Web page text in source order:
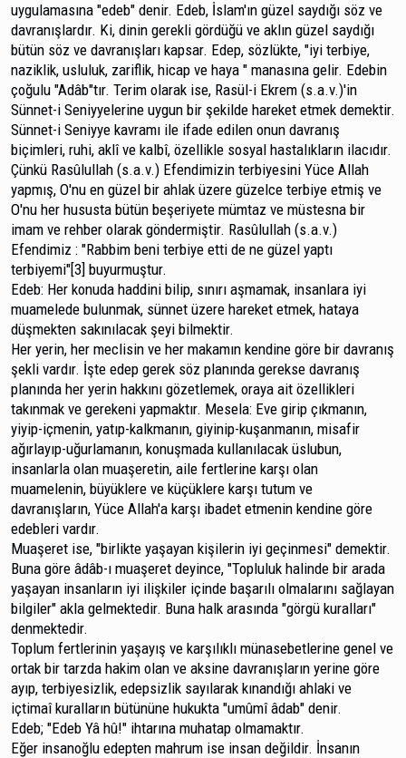
uygulamasına "edeb" denir. Edeb, İslam'ın güzel saydığı söz ve
davranışlardır. Ki, dinin gerekli gördüğü ve aklın güzel saydığı
bütün söz ve davranışları kapsar. Edep, sözlükte, "iyi terbiye,
naziklik, usluluk, zariflik, hicap ve haya " manasına gelir. Edebin
çoğulu "Adâb"tır. Terim ola­rak ise, Rasül-i Ekrem (s.a.v.)'in
Sünnet-i Seniyyelerine uy­gun bir şekilde hareket etmek demektir.
Sünnet-i Seniyye kavramı ile ifade edilen onun davranış
biçimleri, ruhi, aklî ve kalbî, özellikle sosyal hastalıkların ilacıdır.
Çünkü Rasûlullah (s.a.v.) Efendimizin terbiyesini Yüce Allah
yapmış, O'nu en güzel bir ahlak üzere güzelce terbiye etmiş ve
O'nu her hususta bütün beşeriyete mümtaz ve müstesna bir
imam ve rehber olarak göndermiştir. Rasûlullah (s.a.v.)
Efendimiz : "Rabbim beni terbiye etti de ne güzel yaptı
terbiyemi"[3] bu­yurmuştur.
Edeb: Her konuda haddini bilip, sınırı aşmamak, in­sanlara iyi
muamelede bulunmak, sünnet üzere hareket et­mek, hataya
düşmekten sakınılacak şeyi bilmektir.
Her yerin, her meclisin ve her makamın kendine gö­re bir davranış
şekli vardır. İşte edep gerek söz planında ge­rekse davranış
planında her yerin hakkını gözetlemek, oraya ait özellikleri
takınmak ve gerekeni yapmaktır. Mesela: Eve girip çıkmanın,
yiyip-içmenin, yatıp-kalkmanın, giyinip-kuşanmanın, misafir
ağırlayıp-uğurlamanın, konuşmada kullanılacak üslubun,
insanlarla olan muaşeretin, aile fertle­rine karşı olan
muamelenin, büyüklere ve küçüklere karşı tutum ve
davranışların, Yüce Allah'a karşı ibadet etmenin kendine göre
edebleri vardır.
Muaşeret ise, "birlikte yaşayan kişilerin iyi geçinme­si" demektir.
Buna göre âdâb-ı muaşeret deyince, "Topluluk halinde bir arada
yaşayan insanların iyi ilişkiler içinde başarılı olmalarını sağlayan
bilgiler" akla gelmektedir. Buna halk arasında "görgü kuralları"
denmektedir.
Toplum fertlerinin yaşayış ve karşılıklı münasebetle­rine genel ve
ortak bir tarzda hakim olan ve aksine davra­nışların yerine göre
ayıp, terbiyesizlik, edepsizlik sayılarak kınandığı ahlaki ve
içtimaî kuralların bütününe hukukta "umûmî âdab" denir.
Edeb; "Edeb Yâ hû!" ihtarına muhatap olmamaktır.
Eğer insanoğlu edepten mahrum ise insan değildir. İnsanın